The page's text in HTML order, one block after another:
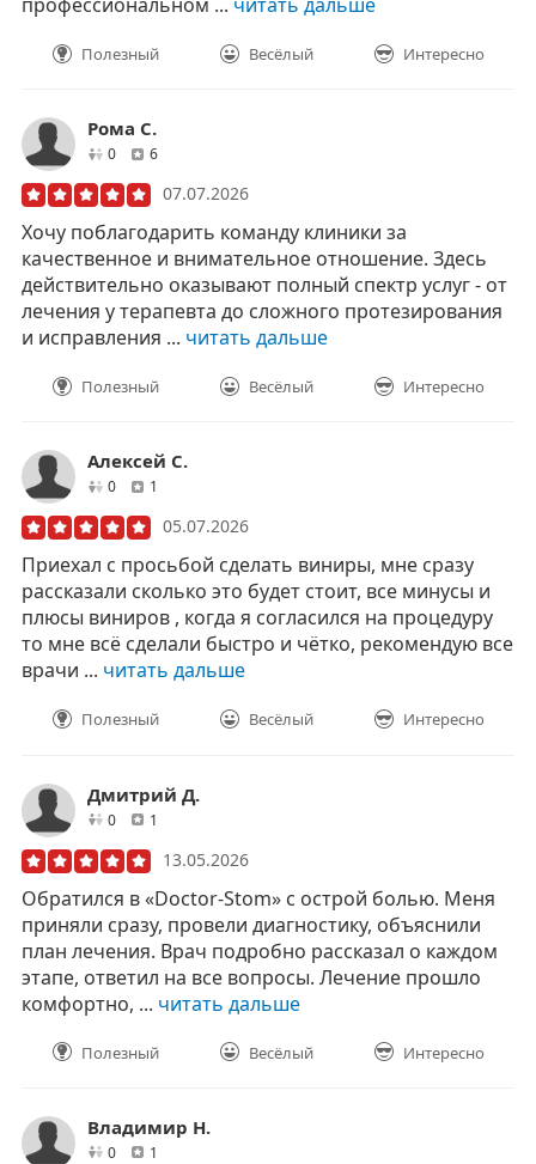
Полезный Весёлый Интересно
Рома С.
0друзей
6отзывов
07.07.2026
Хочу поблагодарить команду клиники за
качественное и внимательное отношение. Здесь
действительно оказывают полный спектр услуг - от
лечения у терапевта до сложного протезирования
и исправления ... читать дальше
Полезный Весёлый Интересно
Алексей С.
0друзей1
05.07.2026
Приехал с просьбой сделать виниры, мне сразу
рассказали сколько это будет стоит, все минусы и
плюсы виниров , когда я согласился на процедуру
то мне всë сделали быстро и чëтко, рекомендую все
врачи ... читать дальше
Полезный Весёлый Интересно
Дмитрий Д.
0друзей1
13.05.2026
Обратился в «Doctor‑Stom» с острой болью. Меня
приняли сразу, провели диагностику, объяснили
план лечения. Врач подробно рассказал о каждом
этапе, ответил на все вопросы. Лечение прошло
комфортно, ... читать дальше
Полезный Весёлый Интересно
Владимир Н.
0друзей1